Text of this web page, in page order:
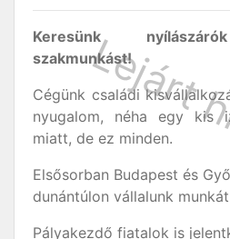
Keresünk
szakmunkást!
Cégünk családi
nyugalom, néha egy kis
miatt, de ez minden.
Elsősorban Budapest és
dunántúlon vállalunk
Pályakezdő fiatalok is